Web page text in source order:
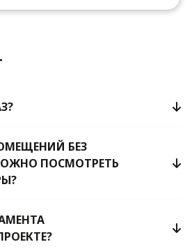
БЕЗ
ПОСМОТРЕТЬ